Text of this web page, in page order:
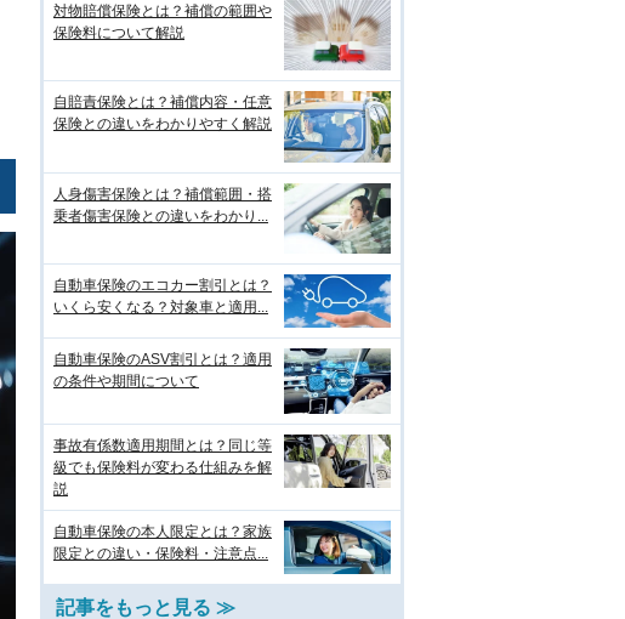
対物賠償保険とは？補償の範囲や
保険料について解説
自賠責保険とは？補償内容・任意
保険との違いをわかりやすく解説
人身傷害保険とは？補償範囲・搭
乗者傷害保険との違いをわかり...
自動車保険のエコカー割引とは？
いくら安くなる？対象車と適用...
自動車保険のASV割引とは？適用
の条件や期間について
事故有係数適用期間とは？同じ等
級でも保険料が変わる仕組みを解
説
自動車保険の本人限定とは？家族
限定との違い・保険料・注意点...
記事をもっと見る ≫